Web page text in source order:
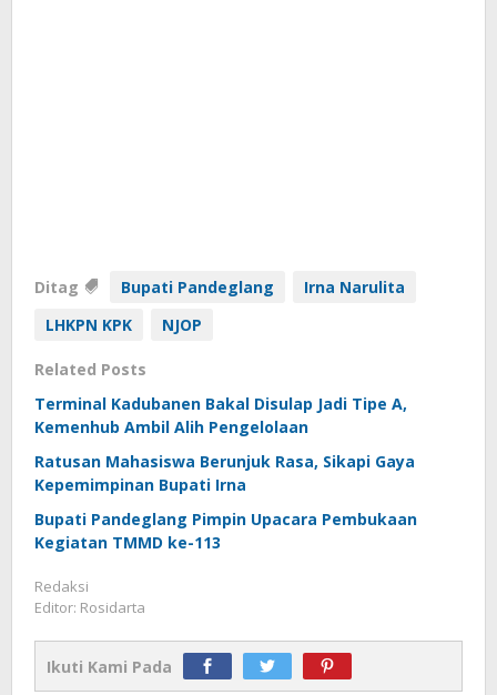
Ditag Bupati Pandeglang
Irna Narulita
LHKPN KPK
NJOP
Related Posts
Terminal Kadubanen Bakal Disulap Jadi Tipe A,
Kemenhub Ambil Alih Pengelolaan
Ratusan Mahasiswa Berunjuk Rasa, Sikapi Gaya
Kepemimpinan Bupati Irna
Bupati Pandeglang Pimpin Upacara Pembukaan
Kegiatan TMMD ke-113
Redaksi
Editor: Rosidarta
Ikuti Kami Pada